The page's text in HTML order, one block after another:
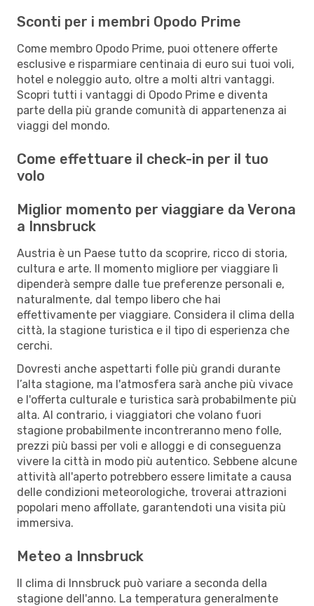
Sconti per i membri Opodo Prime
Come membro Opodo Prime, puoi ottenere offerte
esclusive e risparmiare centinaia di euro sui tuoi voli,
hotel e noleggio auto, oltre a molti altri vantaggi.
Scopri tutti i vantaggi di Opodo Prime e diventa
parte della più grande comunità di appartenenza ai
viaggi del mondo.
Come effettuare il check-in per il tuo
volo
Miglior momento per viaggiare da Verona
a Innsbruck
Austria è un Paese tutto da scoprire, ricco di storia,
cultura e arte. Il momento migliore per viaggiare lì
dipenderà sempre dalle tue preferenze personali e,
naturalmente, dal tempo libero che hai
effettivamente per viaggiare. Considera il clima della
città, la stagione turistica e il tipo di esperienza che
cerchi.
Dovresti anche aspettarti folle più grandi durante
l’alta stagione, ma l'atmosfera sarà anche più vivace
e l'offerta culturale e turistica sarà probabilmente più
alta. Al contrario, i viaggiatori che volano fuori
stagione probabilmente incontreranno meno folle,
prezzi più bassi per voli e alloggi e di conseguenza
vivere la città in modo più autentico. Sebbene alcune
attività all'aperto potrebbero essere limitate a causa
delle condizioni meteorologiche, troverai attrazioni
popolari meno affollate, garantendoti una visita più
immersiva.
Meteo a Innsbruck
Il clima di Innsbruck può variare a seconda della
stagione dell'anno. La temperatura generalmente